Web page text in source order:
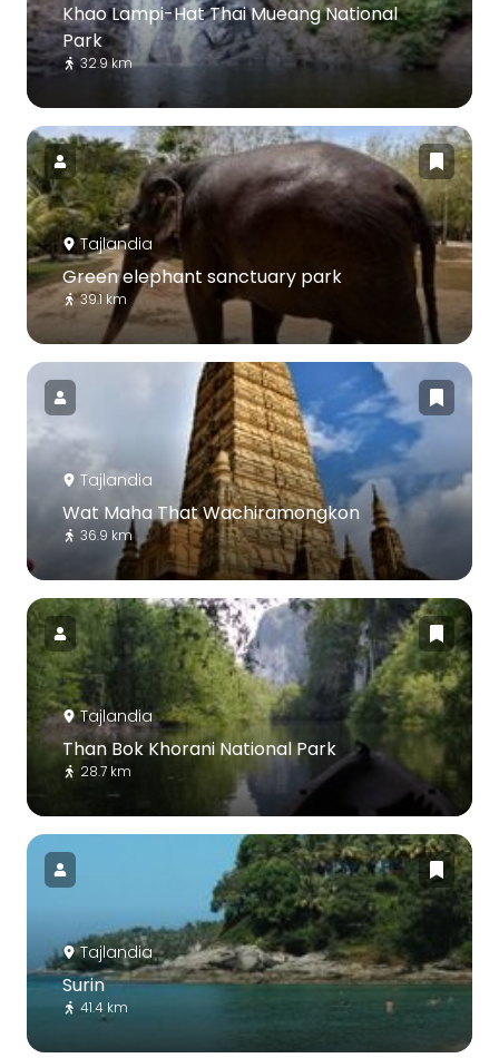
Khao Lampi-Hat Thai Mueang National
Park
32.9 km
Tajlandia
Green elephant sanctuary park
39.1 km
Tajlandia
Wat Maha That Wachiramongkon
36.9 km
Tajlandia
Than Bok Khorani National Park
28.7 km
Tajlandia
Surin
41.4 km